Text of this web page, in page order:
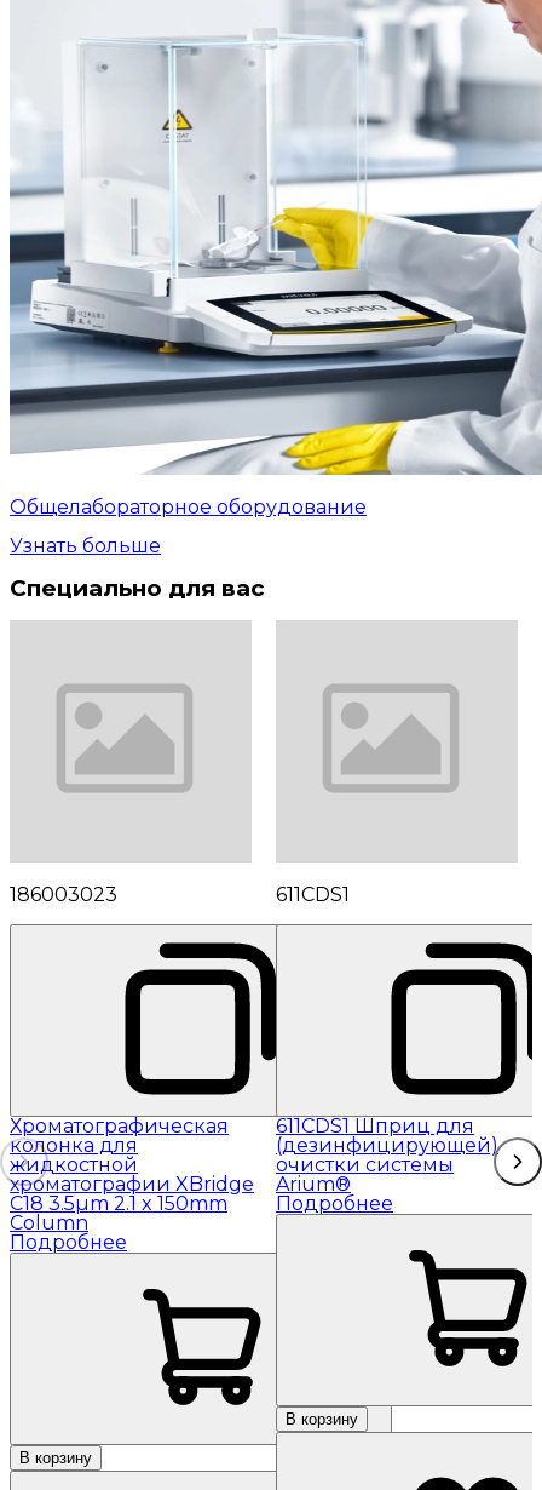
Общелабораторное оборудование
Узнать больше
Специально для вас
186003023
Хроматографическая
колонка для
жидкостной
хроматографии XBridge
C18 3.5µm 2.1 x 150mm
Column
Подробнее
В корзину
611CDS1
611CDS1 Шприц для
(дезинфицирующей)
очистки системы
Arium®
Подробнее
В корзину